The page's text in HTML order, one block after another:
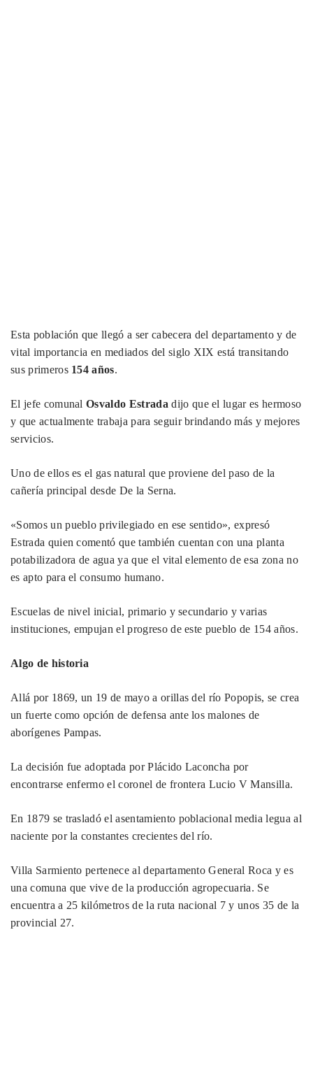
Esta población que llegó a ser cabecera del departamento y de
vital importancia en mediados del siglo XIX está transitando
sus primeros154 años.
El jefe comunal Osvaldo Estradadijo que el lugar es hermoso
y que actualmente trabaja para seguir brindando más y mejores
servicios.
Uno de ellos es el gas natural que proviene del paso de la
cañería principal desde De la Serna.
«Somos un pueblo privilegiado en ese sentido», expresó
Estrada quien comentó que también cuentan con una planta
potabilizadora de agua ya que el vital elemento de esa zona no
es apto para el consumo humano.
Escuelas de nivel inicial, primario y secundario y varias
instituciones, empujan el progreso de este pueblo de 154 años.
Algo de historia
Allá por 1869, un 19 de mayo a orillas del río Popopis, se crea
un fuerte como opción de defensa ante los malones de
aborígenes Pampas.
La decisión fue adoptada por Plácido Laconcha por
encontrarse enfermo el coronel de frontera Lucio V Mansilla.
En 1879 se trasladó el asentamiento poblacional media legua al
naciente por la constantes crecientes del río.
Villa Sarmiento pertenece al departamento General Roca y es
una comuna que vive de la producción agropecuaria. Se
encuentra a 25 kilómetros de la ruta nacional 7 y unos 35 de la
provincial 27.